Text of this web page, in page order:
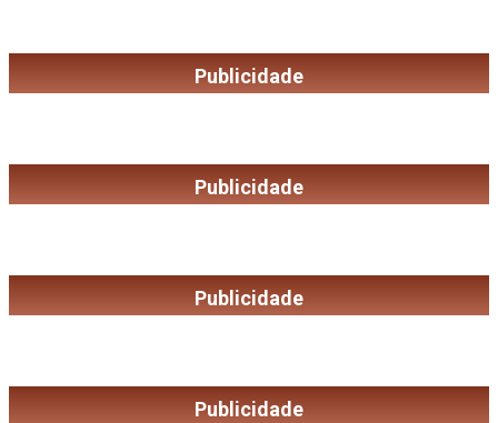
Publicidade
Publicidade
Publicidade
Publicidade